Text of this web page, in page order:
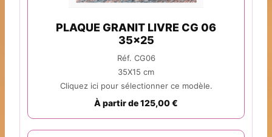
PLAQUE GRANIT LIVRE CG 06
35x25
Réf. CG06
35X15 cm
Cliquez ici pour sélectionner ce modèle.
À partir de 125,00 €